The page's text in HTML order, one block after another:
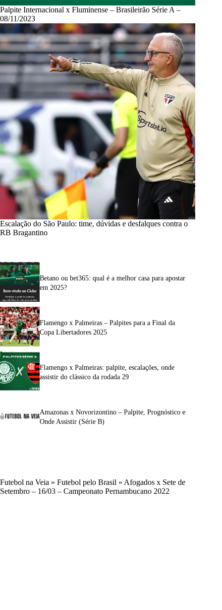
Palpite Internacional x Fluminense – Brasileirão Série A –
08/11/2023
Escalação do São Paulo: time, dúvidas e desfalques contra o
RB Bragantino
Betano ou bet365: qual é a melhor casa para apostar
em 2025?
Flamengo x Palmeiras – Palpites para a Final da
Copa Libertadores 2025
Flamengo x Palmeiras: palpite, escalações, onde
assistir do clássico da rodada 29
Amazonas x Novorizontino – Palpite, Prognóstico e
Onde Assistir (Série B)
Futebol na Veia » Futebol pelo Brasil » Afogados x Sete de
Setembro – 16/03 – Campeonato Pernambucano 2022